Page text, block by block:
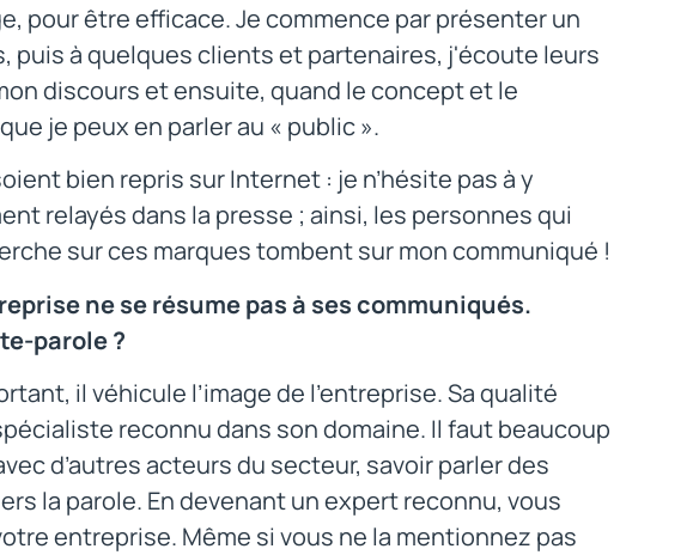
pour être efficace. Je commence par présenter un
puis à quelques clients et partenaires, j'écoute leurs
discours et ensuite, quand le concept et le
je peux en parler au « public ».
bien repris sur Internet : je n’hésite pas à y
relayés dans la presse ; ainsi, les personnes qui
sur ces marques tombent sur mon communiqué !
ne se résume pas à ses communiqués.
parole ?
il véhicule l’image de l’entreprise. Sa qualité
reconnu dans son domaine. Il faut beaucoup
d’autres acteurs du secteur, savoir parler des
la parole. En devenant un expert reconnu, vous
entreprise. Même si vous ne la mentionnez pas